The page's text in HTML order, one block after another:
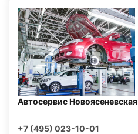
Автосервис Новоясеневская
+7 (495) 023-10-01